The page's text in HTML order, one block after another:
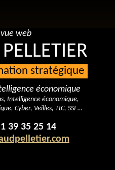
web
stratégique
économique
Intelligence économique,
Cyber, Veilles, TIC, SSI …
39 35 25 14